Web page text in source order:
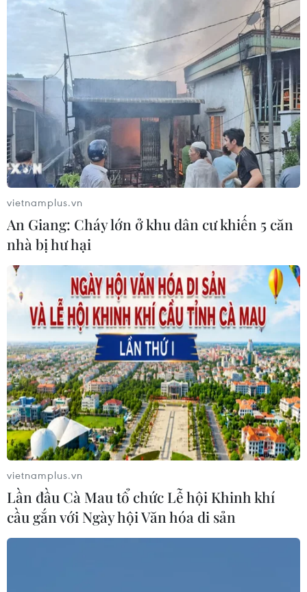
vietnamplus.vn
An Giang: Cháy lớn ở khu dân cư khiến 5 căn
nhà bị hư hại
vietnamplus.vn
Lần đầu Cà Mau tổ chức Lễ hội Khinh khí
cầu gắn với Ngày hội Văn hóa di sản